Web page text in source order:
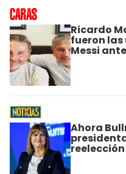
Ricardo
fueron
Messi
Ahora
reelección